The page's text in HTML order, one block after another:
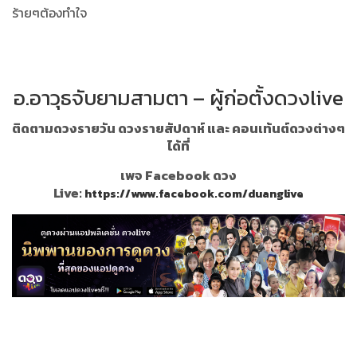
ร้ายๆต้องทำใจ
อ.อาวุธจับยามสามตา – ผู้ก่อตั้งดวงlive
ติดตามดวงรายวัน ดวงรายสัปดาห์ และ คอนเท้นต์ดวงต่างๆ
ได้ที่
เพจ Facebook ดวง
Live:https://www.facebook.com/duanglive